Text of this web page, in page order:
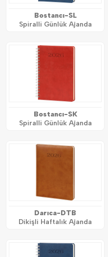
Bostancı-SL
Spiralli Günlük Ajanda
Bostancı-SK
Spiralli Günlük Ajanda
Darıca-DTB
Dikişli Haftalık Ajanda